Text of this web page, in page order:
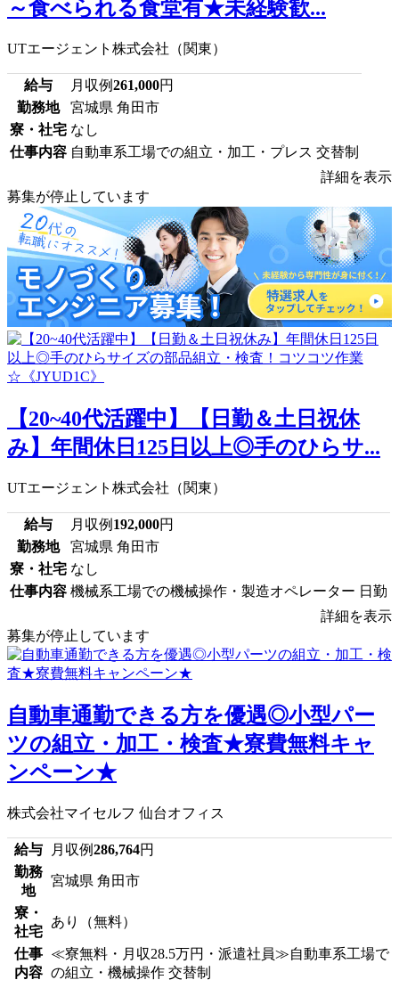
～食べられる食堂有★未経験歓...
UTエージェント株式会社（関東）
給与 月収例261,000円
勤務地
宮城県 角田市
寮・社宅 なし
仕事内容 自動車系工場での組立・加工・プレス 交替制
詳細を表示
募集が停止しています
【20~40代活躍中】【日勤＆土日祝休
み】年間休日125日以上◎手のひらサ...
UTエージェント株式会社（関東）
給与 月収例 192,000円
勤務地
宮城県 角田市
寮・社宅 なし
仕事内容 機械系工場での機械操作・製造オペレーター 日勤
詳細を表示
募集が停止しています
自動車通勤できる方を優遇◎小型パー
ツの組立・加工・検査★寮費無料キャ
ンペーン★
株式会社マイセルフ 仙台オフィス
給与 月収例286,764円
勤務
地
宮城県 角田市
寮・
社宅
あり（無料）
仕事
内容
≪寮無料・月収28.5万円・派遣社員≫自動車系工場で
の組立・機械操作 交替制